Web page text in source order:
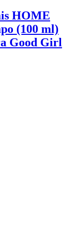
HOME
(100 ml)
Good Girl